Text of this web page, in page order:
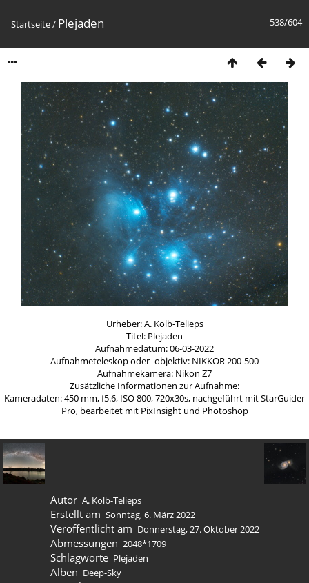
538/604
Startseite/ Plejaden
Urheber: A. Kolb-Telieps
Titel: Plejaden
Aufnahmedatum: 06-03-2022
Aufnahmeteleskop oder -objektiv: NIKKOR 200-500
Aufnahmekamera: Nikon Z7
Zusätzliche Informationen zur Aufnahme:
Kameradaten: 450 mm, f5.6, ISO 800, 720x30s, nachgeführt mit StarGuider
Pro, bearbeitet mit PixInsight und Photoshop
Autor A. Kolb-Telieps
Erstellt am Sonntag, 6. März 2022
Veröffentlicht am Donnerstag, 27. Oktober 2022
Abmessungen 2048*1709
Schlagworte Plejaden
Alben Deep-Sky